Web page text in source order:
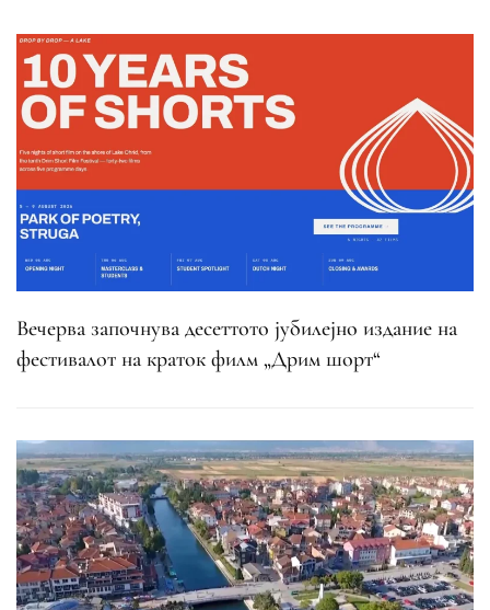
Вечерва започнува десеттото јубилејно издание на
фестивалот на краток филм „Дрим шорт“